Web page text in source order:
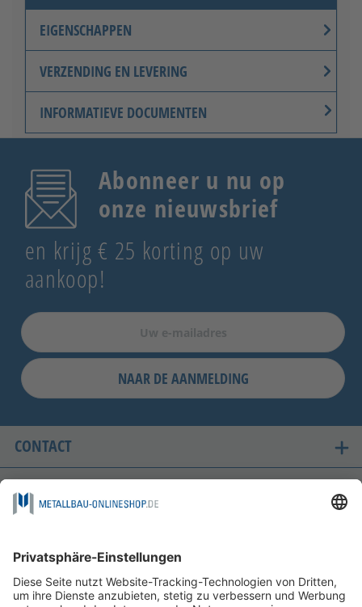
EIGENSCHAPPEN
VERZENDING EN LEVERING
INFORMATIEVE DOCUMENTEN
Abonneer u nu op
onze nieuwsbrief
en krijg € 25 korting op uw
aankoop!
NAAR DE AANMELDING
CONTACT
ONZE LANDEN VAN LEVERING
FOLGEN SIE UNS AUF